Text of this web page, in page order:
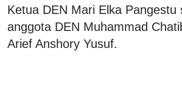
Ketua DEN Mari Elka Pangestu
anggota DEN Muhammad
Arief Anshory Yusuf.